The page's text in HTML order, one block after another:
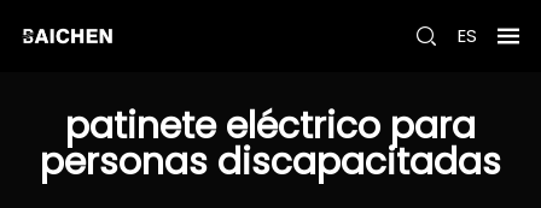
ES
patinete eléctrico para
personas discapacitadas